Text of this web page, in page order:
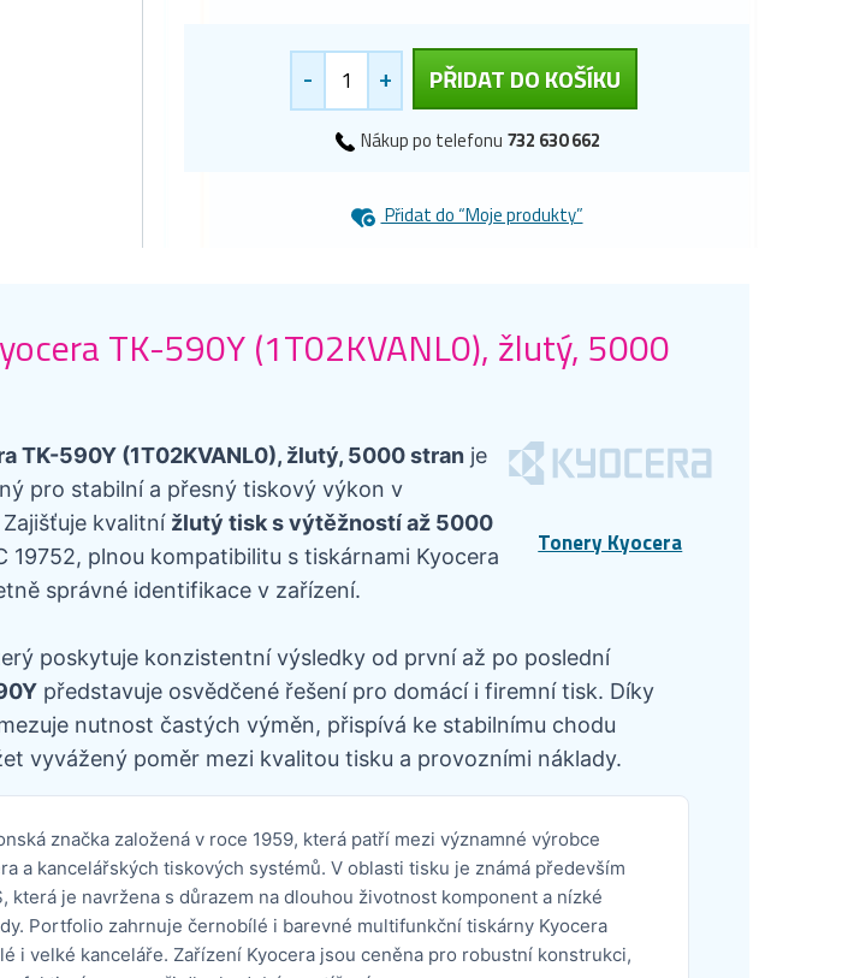
- + PŘIDAT DO KOŠÍKU
Nákup po telefonu 732 630 662
Přidat do “Moje produkty”
TK-590Y (1T02KVANL0), žlutý, 5000
Tonery Kyocera
TK-590Y (1T02KVANL0), žlutý, 5000 stran je
pro stabilní a přesný tiskový výkon v
kvalitní žlutý tisk s výtěžností až 5000
19752, plnou kompatibilitu s tiskárnami Kyocera
správné identifikace v zařízení.
poskytuje konzistentní výsledky od první až po poslední
představuje osvědčené řešení pro domácí i firemní tisk. Díky
nutnost častých výměn, přispívá ke stabilnímu chodu
vyvážený poměr mezi kvalitou tisku a provozními náklady.
značka založená v roce 1959, která patří mezi významné výrobce
a kancelářských tiskových systémů. V oblasti tisku je známá především
která je navržena s důrazem na dlouhou životnost komponent a nízké
Portfolio zahrnuje černobílé i barevné multifunkční tiskárny Kyocera
i velké kanceláře. Zařízení Kyocera jsou ceněna pro robustní konstrukci,